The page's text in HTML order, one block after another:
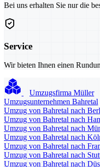
Bei uns erhalten Sie nur die
Service
Wir bieten Ihnen einen
Umzugsfirma Müller
Umzugsunternehmen Bahretal
Umzug von Bahretal nach
Umzug von Bahretal nach
Umzug von Bahretal nach
Umzug von Bahretal nach
Umzug von Bahretal nach
Umzug von Bahretal nach
Umzug von Bahretal nach